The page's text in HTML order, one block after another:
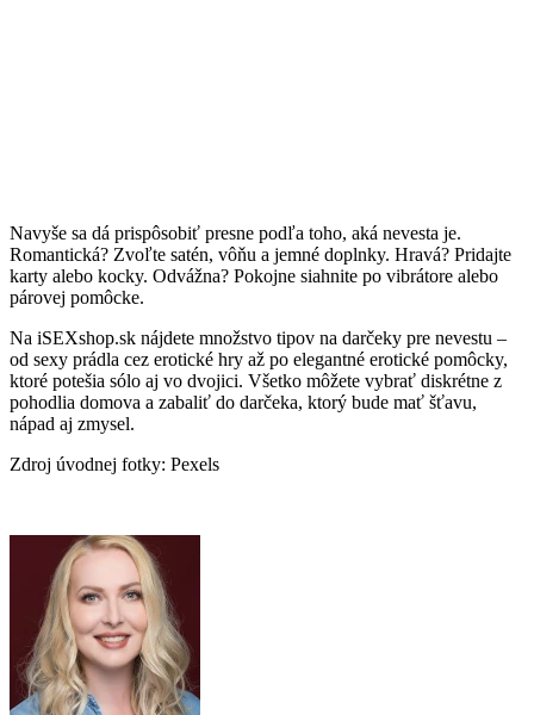
Navyše sa dá prispôsobiť presne podľa toho, aká nevesta je.
Romantická? Zvoľte satén, vôňu a jemné doplnky. Hravá? Pridajte
karty alebo kocky. Odvážna? Pokojne siahnite po vibrátore alebo
párovej pomôcke.
Na iSEXshop.sk nájdete množstvo tipov na darčeky pre nevestu –
od sexy prádla cez erotické hry až po elegantné erotické pomôcky,
ktoré potešia sólo aj vo dvojici. Všetko môžete vybrať diskrétne z
pohodlia domova a zabaliť do darčeka, ktorý bude mať šťavu,
nápad aj zmysel.
Zdroj úvodnej fotky: Pexels